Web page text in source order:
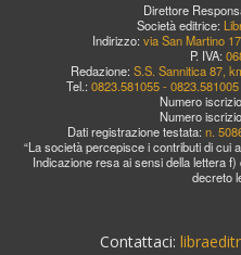
Direttore
Società editrice:
Indirizzo: via San Martino
P. IVA:
Redazione: S.S. Sannitica 87,
Tel.: 0823.581055 -
Numero
Numero
Dati registrazione testata: n.
“La società percepisce i contributi di cui
Indicazione resa ai sensi della lettera
decreto
Contattaci: